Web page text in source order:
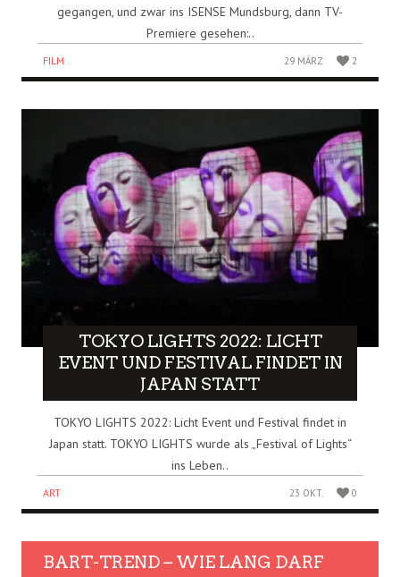
gegangen, und zwar ins ISENSE Mundsburg, dann TV-
Premiere gesehen:..
FILM 29 MÄRZ 2
TOKYO LIGHTS 2022: LICHT
EVENT UND FESTIVAL FINDET IN
JAPAN STATT
TOKYO LIGHTS 2022: Licht Event und Festival findet in
Japan statt. TOKYO LIGHTS wurde als „Festival of Lights“
ins Leben..
ART 23 OKT. 0
BART-TREND – WIE LANG DARF